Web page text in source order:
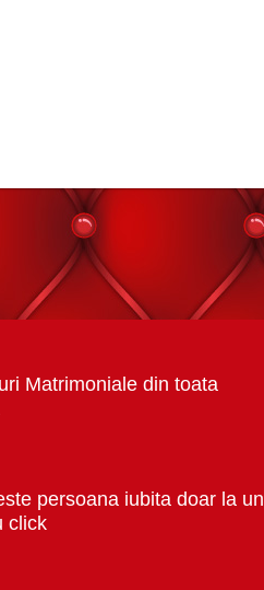
Matrimoniale din toata
persoana iubita doar la un
click